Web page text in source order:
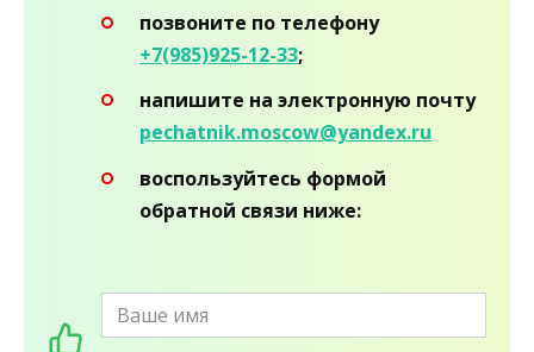
позвоните по телефону
+7(985)925-12-33;
напишите на электронную почту
pechatnik.moscow@yandex.ru
воспользуйтесь формой
обратной связи ниже: